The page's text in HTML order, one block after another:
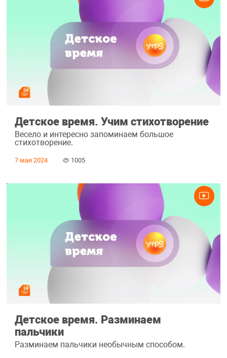
Детское время. Учим стихотворение
Весело и интересно запоминаем большое
стихотворение.
7 мая 2024 1005
Детское время. Разминаем
пальчики
Разминаем пальчики необычным способом.